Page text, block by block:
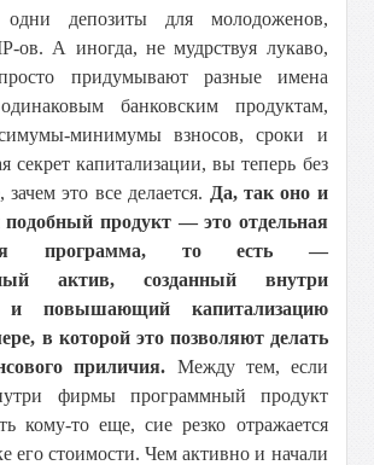
одни депозиты для молодоженов,
ов. А иногда, не мудрствуя лукаво,
придумывают разные имена
банковским продуктам,
минимумы взносов, сроки и
секрет капитализации, вы теперь без
это все делается. Да, так оно и
продукт — это отдельная
программа, то есть —
актив, созданный внутри
и повышающий капитализацию
в которой это позволяют делать
приличия. Между тем, если
фирмы программный продукт
кому-то еще, сие резко отражается
его стоимости. Чем активно и начали